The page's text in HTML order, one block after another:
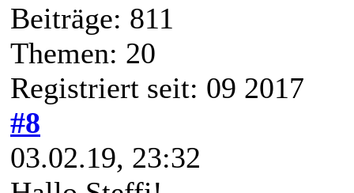
Beiträge: 811
Themen: 20
Registriert seit: 09 2017
#8
03.02.19, 23:32